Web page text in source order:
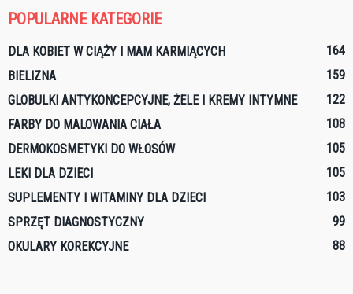
POPULARNE KATEGORIE
DLA KOBIET W CIĄŻY I MAM KARMIĄCYCH
164
BIELIZNA
159
GLOBULKI ANTYKONCEPCYJNE, ŻELE I KREMY INTYMNE
122
FARBY DO MALOWANIA CIAŁA
108
DERMOKOSMETYKI DO WŁOSÓW
105
LEKI DLA DZIECI
105
SUPLEMENTY I WITAMINY DLA DZIECI
103
SPRZĘT DIAGNOSTYCZNY
99
OKULARY KOREKCYJNE
88